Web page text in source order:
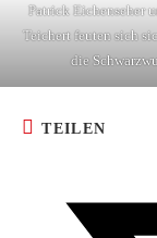
Patrick Eichenseher
Teichert feuten sich
die
TEILEN